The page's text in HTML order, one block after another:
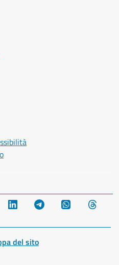
LinkedIn Telegram WhatsApp
del sito